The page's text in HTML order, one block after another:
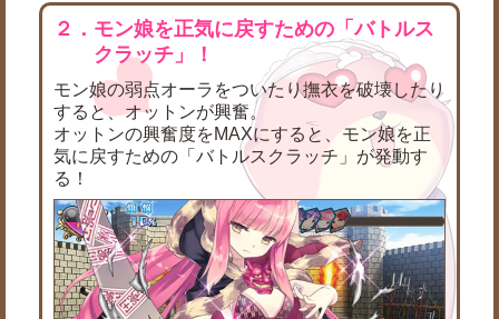
２．モン娘を正気に戻すための「バトルス
クラッチ」！
モン娘の弱点オーラをついたり撫衣を破壊したり
すると、オットンが興奮。
オットンの興奮度をMAXにすると、モン娘を正
気に戻すための「バトルスクラッチ」が発動す
る！